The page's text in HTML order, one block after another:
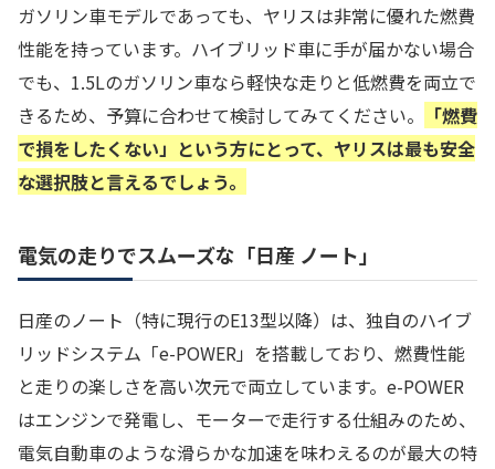
ガソリン車モデルであっても、ヤリスは非常に優れた燃費
性能を持っています。ハイブリッド車に手が届かない場合
でも、1.5Lのガソリン車なら軽快な走りと低燃費を両立で
きるため、予算に合わせて検討してみてください。
「燃費
で損をしたくない」という方にとって、ヤリスは最も安全
な選択肢と言えるでしょう。
電気の走りでスムーズな「日産 ノート」
日産のノート（特に現行のE13型以降）は、独自のハイブ
リッドシステム「e-POWER」を搭載しており、燃費性能
と走りの楽しさを高い次元で両立しています。e-POWER
はエンジンで発電し、モーターで走行する仕組みのため、
電気自動車のような滑らかな加速を味わえるのが最大の特